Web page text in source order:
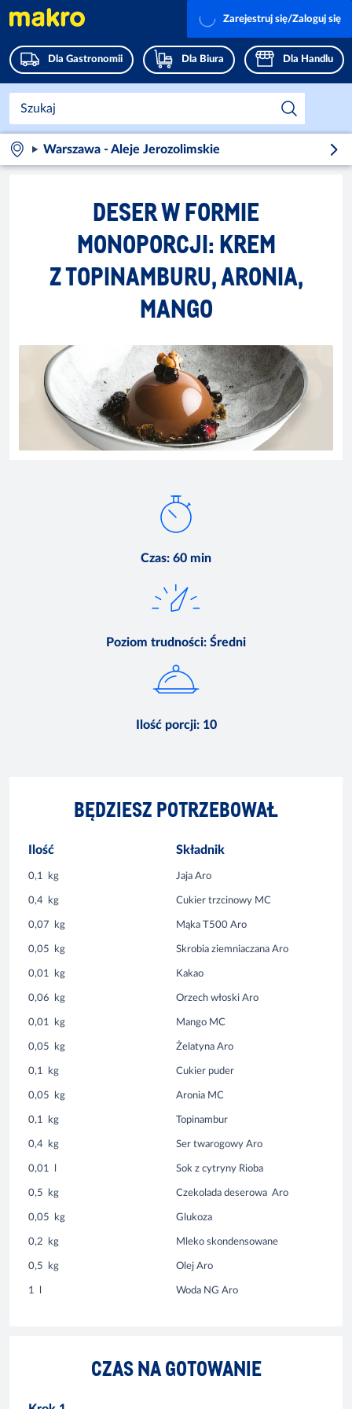
Dla Gastronomii Dla Biura Dla Handlu
Zarejestruj się/Zaloguj się
Warszawa - Aleje Jerozolimskie
DESER W FORMIE
MONOPORCJI: KREM
Z TOPINAMBURU, ARONIA,
MANGO
Czas: 60 min
Poziom trudności: Średni
Ilość porcji: 10
BĘDZIESZ POTRZEBOWAŁ
Ilość Składnik
0,1 kg Jaja Aro
0,4 kg Cukier trzcinowy MC
0,07 kg Mąka T500 Aro
0,05 kg Skrobia ziemniaczana Aro
0,01 kg Kakao
0,06 kg Orzech włoski Aro
0,01 kg Mango MC
0,05 kg Żelatyna Aro
0,1 kg Cukier puder
0,05 kg Aronia MC
0,1 kg Topinambur
0,4 kg Ser twarogowy Aro
0,01 Sok z cytryny Rioba
0,5 kg Czekolada deserowa Aro
0,05 kg Glukoza
0,2 kg Mleko skondensowane
0,5 kg Olej Aro
1 Woda NG Aro
CZAS NA GOTOWANIE